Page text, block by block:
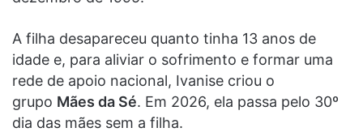
A filha desapareceu quanto tinha 13 anos de
idade e, para aliviar o sofrimento e formar uma
rede de apoio nacional, Ivanise criou o
grupo Mães da Sé. Em 2026, ela passa pelo 30º
dia das mães sem a filha.